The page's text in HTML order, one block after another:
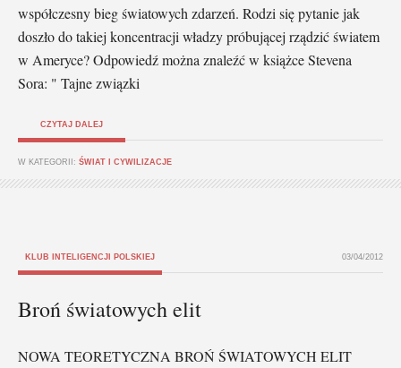
współczesny bieg światowych zdarzeń. Rodzi się pytanie jak
doszło do takiej koncentracji władzy próbującej rządzić światem
w Ameryce? Odpowiedź można znaleźć w książce Stevena
Sora: " Tajne związki
CZYTAJ DALEJ
W KATEGORII: ŚWIAT I CYWILIZACJE
KLUB INTELIGENCJI POLSKIEJ 03/04/2012
Broń światowych elit
NOWA TEORETYCZNA BROŃ ŚWIATOWYCH ELIT